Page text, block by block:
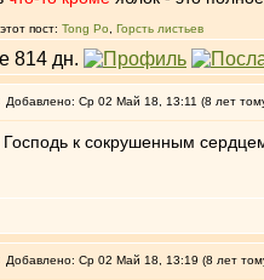
пост: Tong Po Горсть листьев
Добавлено: Ср 02 Май 18, 13:11 (8 лет
Господь к сокрушенным
Добавлено: Ср 02 Май 18, 13:19 (8 лет